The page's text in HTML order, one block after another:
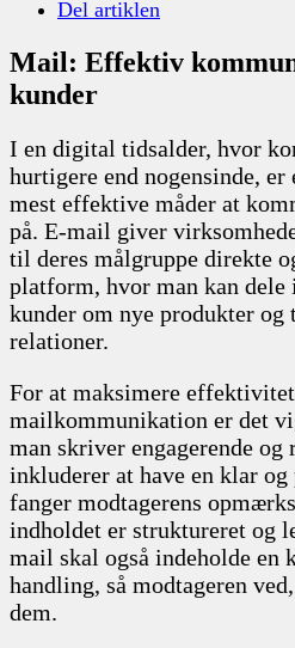
Del artiklen
Mail: Effektiv
kunder
I en digital tidsalder, hvor
hurtigere end nogensinde,
mest effektive måder at
på. E-mail giver
til deres målgruppe direkte
platform, hvor man kan
kunder om nye produkter og
relationer.
For at maksimere
mailkommunikation er det
man skriver engagerende
inkluderer at have en klar
fanger modtagerens
indholdet er struktureret og
mail skal også indeholde en
handling, så modtageren
dem.